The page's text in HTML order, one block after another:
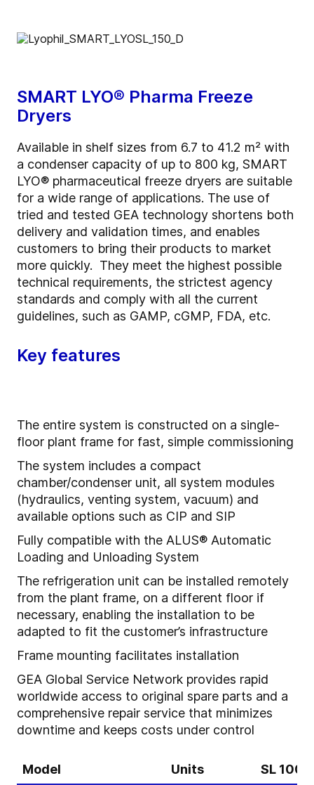
SMART LYO® Pharma Freeze
Dryers
Available in shelf sizes from 6.7 to 41.2 m² with
a condenser capacity of up to 800 kg, SMART
LYO® pharmaceutical freeze dryers are suitable
for a wide range of applications. The use of
tried and tested GEA technology shortens both
delivery and validation times, and enables
customers to bring their products to market
more quickly. They meet the highest possible
technical requirements, the strictest agency
standards and comply with all the current
guidelines, such as GAMP, cGMP, FDA, etc.
Key features
The entire system is constructed on a single-
floor plant frame for fast, simple commissioning
The system includes a compact
chamber/condenser unit, all system modules
(hydraulics, venting system, vacuum) and
available options such as CIP and SIP
Fully compatible with the ALUS® Automatic
Loading and Unloading System
The refrigeration unit can be installed remotely
from the plant frame, on a different floor if
necessary, enabling the installation to be
adapted to fit the customer’s infrastructure
Frame mounting facilitates installation
GEA Global Service Network provides rapid
worldwide access to original spare parts and a
comprehensive repair service that minimizes
downtime and keeps costs under control
Model Units
SL 100